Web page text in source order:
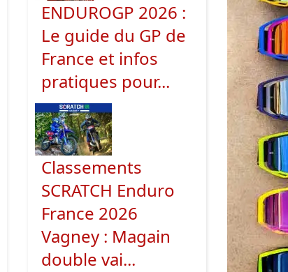
ENDUROGP 2026 :
Le guide du GP de
France et infos
pratiques pour...
Classements
SCRATCH Enduro
France 2026
Vagney : Magain
double vai...